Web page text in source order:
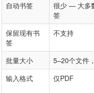
自动书签
很少 — 大多
签
保留现有书
签
不支持
批量大小 5–20个文件
输入格式
仅PDF